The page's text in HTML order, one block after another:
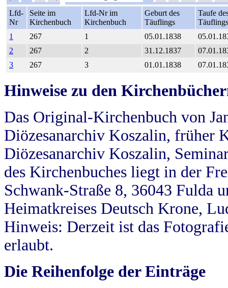
Lfd-
Nr
Seite im
Kirchenbuch
Lfd-Nr im
Kirchenbuch
Geburt des
Täuflings
Taufe
Täuflings
1
267 1 05.01.1838
2
267 2 31.12.1837
3
267 3 01.01.1838
Hinweise zu den
Das Original-Kirchenbuch von
Diözesanarchiv Koszalin, früher
Diözesanarchiv Koszalin,
des Kirchenbuches liegt in der
Schwank-Straße 8, 36043 Fulda
Heimatkreises Deutsch Krone,
Hinweis: Derzeit ist das
erlaubt.
Die Reihenfolge der Einträge